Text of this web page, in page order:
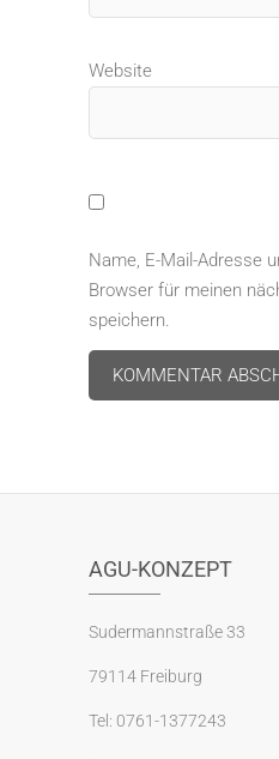
Website
Name, E-Mail-Adresse
Browser für meinen
speichern.
t
r
n
i
AGU-KONZEPT
Sudermannstraße 33
79114 Freiburg
Tel: 0761-1377243